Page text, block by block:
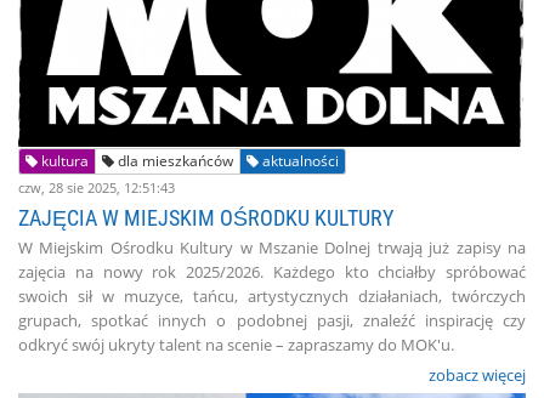
kultura dla mieszkańców aktualności
czw, 28 sie 2025, 12:51:43
ZAJĘCIA W MIEJSKIM OŚRODKU KULTURY
W Miejskim Ośrodku Kultury w Mszanie Dolnej trwają już zapisy na
zajęcia na nowy rok 2025/2026. Każdego kto chciałby spróbować
swoich sił w muzyce, tańcu, artystycznych działaniach, twórczych
grupach, spotkać innych o podobnej pasji, znaleźć inspirację czy
odkryć swój ukryty talent na scenie – zapraszamy do MOK'u.
zobacz więcej